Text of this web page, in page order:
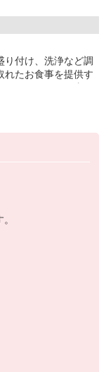
り付け、洗浄など調
れたお食事を提供す
心を込めて調理す